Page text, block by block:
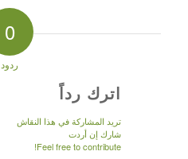
0
ردود
اترك رداً
تريد المشاركة في هذا النقاش
شارك إن أردت
Feel free to contribute!